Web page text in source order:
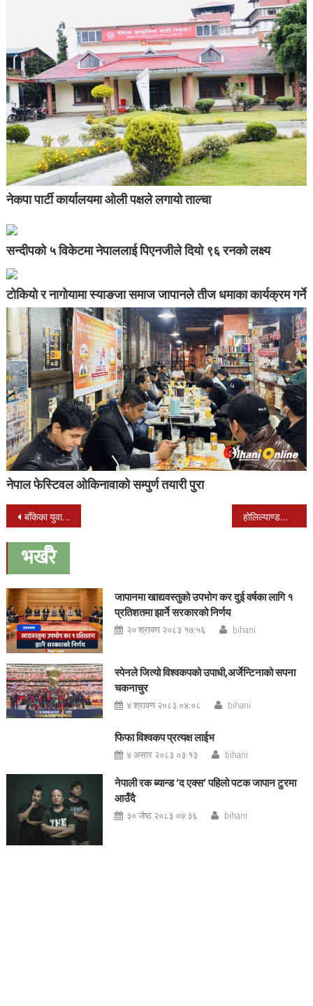
नेकपा पार्टी कार्यालयमा ओली पक्षले लगायो ताल्चा
सन्दीपको ५ विकेटमा नेपाललाई पिएनजीले दियो ९६ रनको लक्ष्य
टोकियो र नागोयामा स्याङजा समाज जापानले तीज धमाका कार्यक्रम गर्ने
नेपाल फेस्टिवल ओकिनावाको सम्पुर्ण तयारी पुरा
Post
navigation
बाँकेका युवाहरुलाई जीवन उपयोगी सीप प्रदान होलिल्याण्डका विद्यार्थीद्वारा १ दिनको खाजा खर्च बुद्धिमानलाई
भर्खरै
जापानमा खाद्यवस्तुको उपभोग कर दुई वर्षका लागि १
प्रतिशतमा झार्ने सरकारको निर्णय
२० श्रावण २०८३ १७:५६ bihani
स्पेनले जित्यो विश्वकपको उपाधी,अर्जेन्टिनाको सपना
चकनाचुर
४ श्रावण २०८३ ०४:०८ bihani
फिफा विश्वकप प्रत्यक्ष लाईभ
४ असार २०८३ ०३:१३ bihani
नेपाली रक ब्यान्ड ‘द एक्स’ पहिलो पटक जापान टुरमा
आउँदै
३० जेष्ठ २०८३ ०७:३६ bihani